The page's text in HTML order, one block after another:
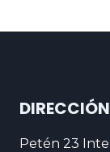
DIRECCIÓN
Petén 23